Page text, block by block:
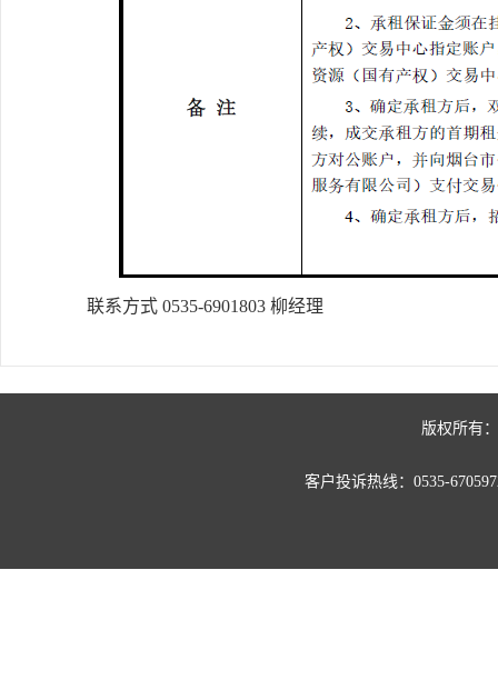
联系方式 0535-6901803 柳经理
版权所有
客户投诉热线：0535-